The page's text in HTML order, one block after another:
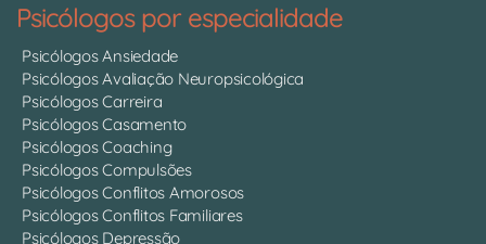
Psicólogos por especialidade
Psicólogos Ansiedade
Psicólogos Avaliação Neuropsicológica
Psicólogos Carreira
Psicólogos Casamento
Psicólogos Coaching
Psicólogos Compulsões
Psicólogos Conflitos Amorosos
Psicólogos Conflitos Familiares
Psicólogos Depressão